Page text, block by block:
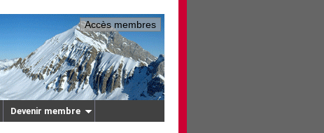
Accès membres
Devenir membre